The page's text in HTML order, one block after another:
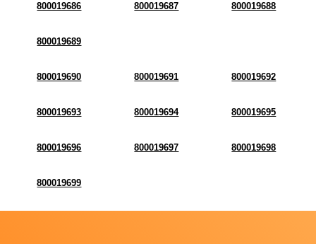
800019686 800019687 800019688
800019689
800019690 800019691 800019692
800019693 800019694 800019695
800019696 800019697 800019698
800019699